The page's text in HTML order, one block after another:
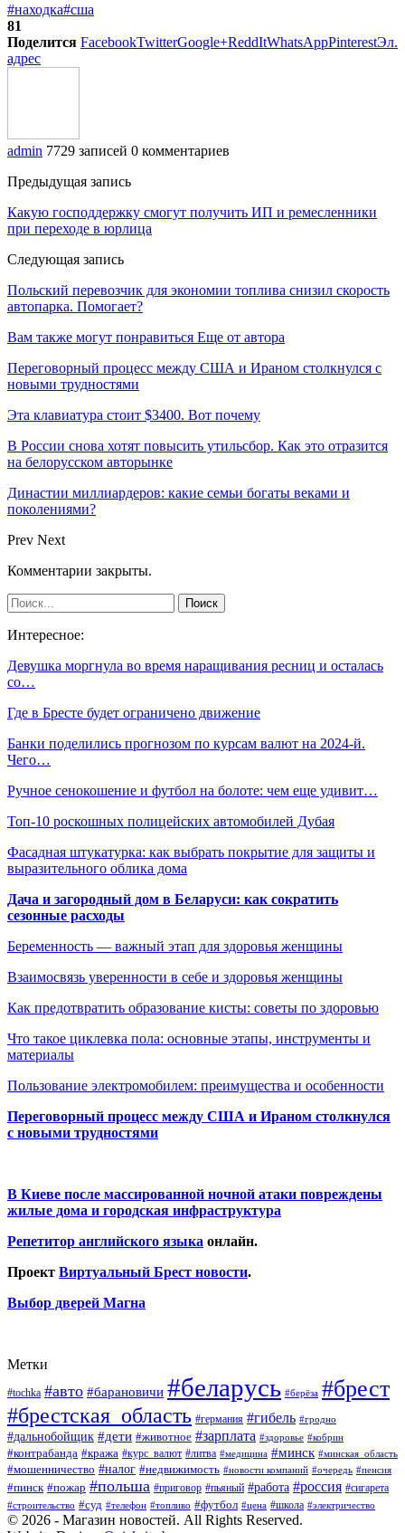
#находка#сша
81
Поделится FacebookTwitterGoogle+ReddItWhatsAppPinterestЭл.
адрес
admin 7729 записей 0 комментариев
Предыдущая запись
Какую господдержку смогут получить ИП и ремесленники
при переходе в юрлица
Следующая запись
Польский перевозчик для экономии топлива снизил скорость
автопарка. Помогает?
Вам также могут понравиться Еще от автора
Переговорный процесс между США и Ираном столкнулся с
новыми трудностями
Эта клавиатура стоит $3400. Вот почему
В России снова хотят повысить утильсбор. Как это отразится
на белорусском авторынке
Династии миллиардеров: какие семьи богаты веками и
поколениями?
Prev Next
Комментарии закрыты.
Интересное:
Девушка моргнула во время наращивания ресниц и осталась
со…
Где в Бресте будет ограничено движение
Банки поделились прогнозом по курсам валют на 2024-й.
Чего…
Ручное сенокошение и футбол на болоте: чем еще удивит…
Топ-10 роскошных полицейских автомобилей Дубая
Фасадная штукатурка: как выбрать покрытие для защиты и
выразительного облика дома
Дача и загородный дом в Беларуси: как сократить
сезонные расходы
Беременность — важный этап для здоровья женщины
Взаимосвязь уверенности в себе и здоровья женщины
Как предотвратить образование кисты: советы по здоровью
Что такое циклевка пола: основные этапы, инструменты и
материалы
Пользование электромобилем: преимущества и особенности
Переговорный процесс между США и Ираном столкнулся
с новыми трудностями
В Киеве после массированной ночной атаки повреждены
жилые дома и городская инфраструктура
Репетитор английского языка онлайн.
Проект Виртуальный Брест новости.
Выбор дверей Магна
Метки
#tochka #авто #барановичи #беларусь #берёза #брест
#брестская_область #германия #гибель #гродно
#дальнобойщик #дети #животное #зарплата #здоровье #кобрин
#контрабанда #кража #курс_валют #литва #медицина #минск #минская_область
#мошенничество #налог #недвижимость #новости компаний #очередь #пенсия
#пинск #пожар #польша #приговор #пьяный #работа #россия #сигарета
#строительство #суд #телефон #топливо #футбол #цена #школа #электричество
© 2026 - Магазин новостей. All Rights Reserved.